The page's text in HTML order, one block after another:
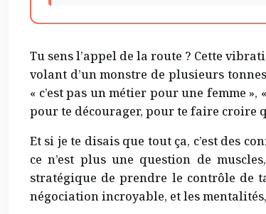
Tu sens l’appel de la route ? Cette
volant d’un monstre de plusieurs
« c’est pas un métier pour une femme
pour te décourager, pour te faire croire
Et si je te disais que tout ça, c’est des
ce n’est plus une question de
stratégique de prendre le contrôle de
négociation incroyable, et les